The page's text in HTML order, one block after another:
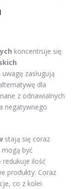
koncentruje się
zasługują
dla
z odnawialnych
negatywnego
stają się coraz
być
ilość
produkty. Coraz
co z kolei